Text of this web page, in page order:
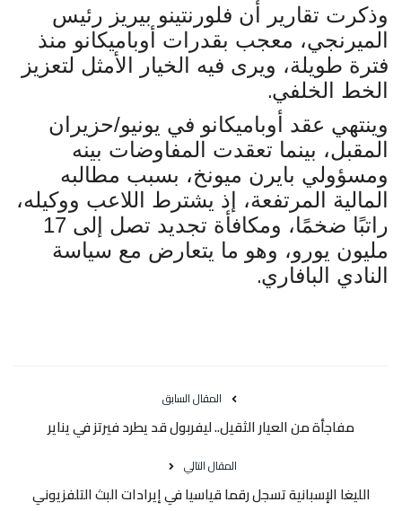
وذكرت تقارير أن فلورنتينو بيريز رئيس
الميرنجي، معجب بقدرات أوباميكانو منذ
فترة طويلة، ويرى فيه الخيار الأمثل لتعزيز
الخط الخلفي.
وينتهي عقد أوباميكانو في يونيو/حزيران
المقبل، بينما تعقدت المفاوضات بينه
ومسؤولي بايرن ميونخ، بسبب مطالبه
المالية المرتفعة، إذ يشترط اللاعب ووكيله،
راتبًا ضخمًا، ومكافأة تجديد تصل إلى 17
مليون يورو، وهو ما يتعارض مع سياسة
النادي البافاري.
المقال السابق
مفاجأة من العيار الثقيل.. ليفربول قد يطرد فيرتز في يناير
المقال التالي
الليغا الإسبانية تسجل رقما قياسيا في إيرادات البث التلفزيوني